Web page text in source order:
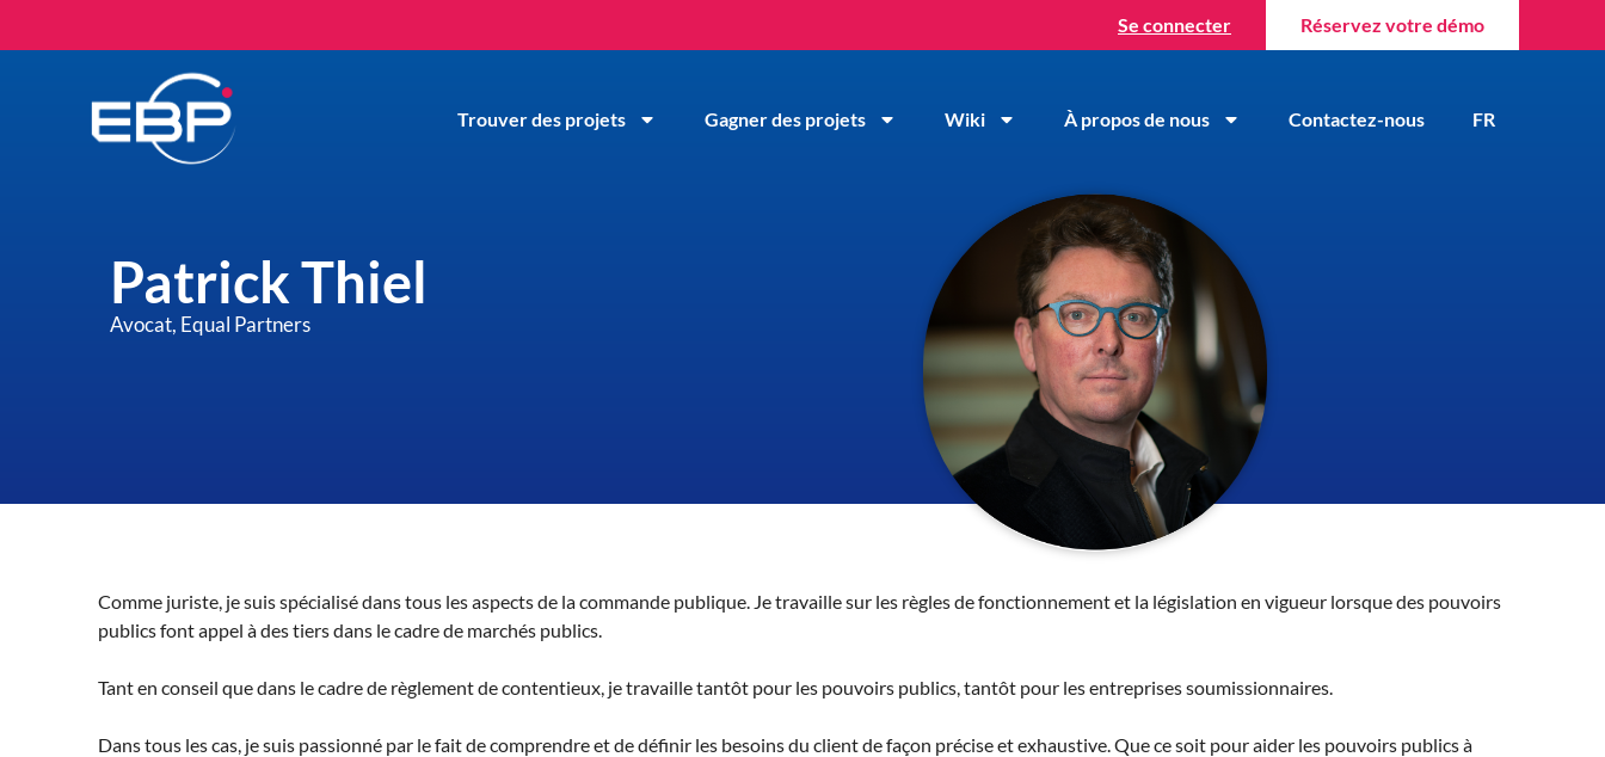
Se connecter Réservez votre démo
Trouver des projets Gagner des projets Wiki À propos de nous Contactez-nous FR
Patrick Thiel
Avocat, Equal Partners
Comme juriste, je suis spécialisé dans tous les aspects de la commande publique. Je travaille sur les règles de fonctionnement et la législation en vigueur lorsque des pouvoirs
publics font appel à des tiers dans le cadre de marchés publics.
Tant en conseil que dans le cadre de règlement de contentieux, je travaille tantôt pour les pouvoirs publics, tantôt pour les entreprises soumissionnaires.
Dans tous les cas, je suis passionné par le fait de comprendre et de définir les besoins du client de façon précise et exhaustive. Que ce soit pour aider les pouvoirs publics à